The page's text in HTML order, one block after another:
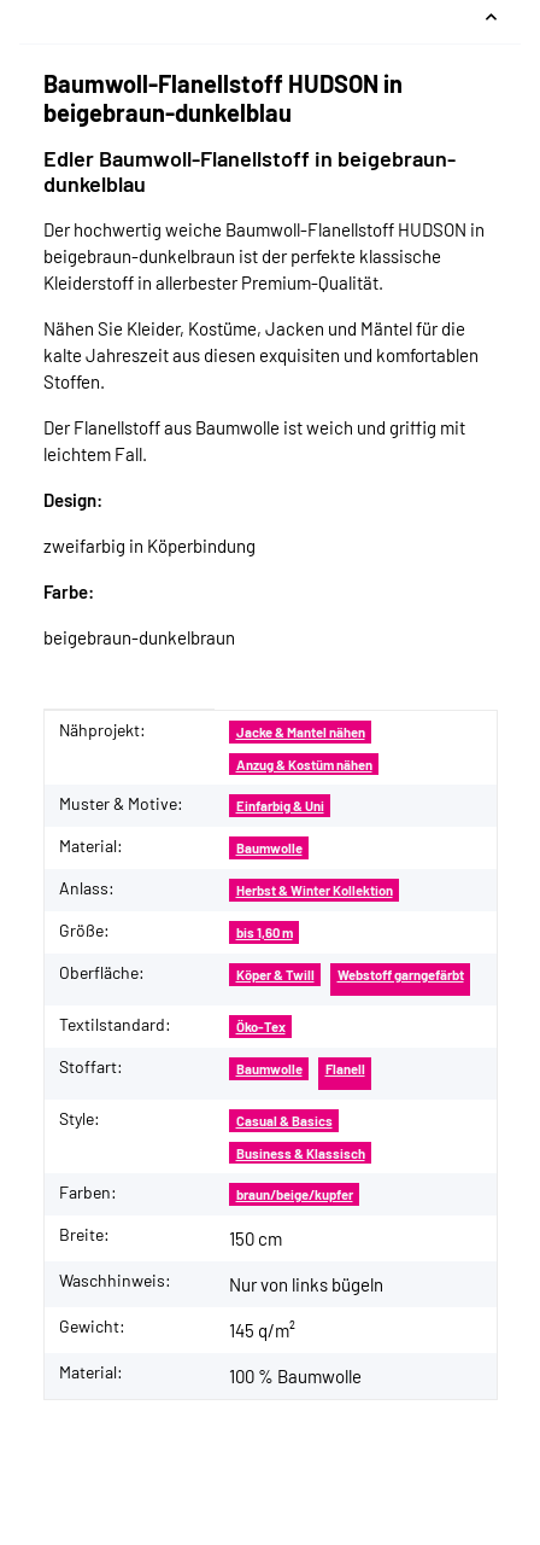
Baumwoll-Flanellstoff HUDSON in
beigebraun-dunkelblau
Edler Baumwoll-Flanellstoff in beigebraun-
dunkelblau
Der hochwertig weiche Baumwoll-Flanellstoff HUDSON in
beigebraun-dunkelbraun ist der perfekte klassische
Kleiderstoff in allerbester Premium-Qualität.
Nähen Sie Kleider, Kostüme, Jacken und Mäntel für die
kalte Jahreszeit aus diesen exquisiten und komfortablen
Stoffen.
Der Flanellstoff aus Baumwolle ist weich und griffig mit
leichtem Fall.
Design:
zweifarbig in Köperbindung
Farbe:
beigebraun-dunkelbraun
Produkteigenschaft
Wert
Nähprojekt: Jacke & Mantel nähen
Anzug & Kostüm nähen
Muster & Motive: Einfarbig & Uni
Material: Baumwolle
Anlass: Herbst & Winter Kollektion
Größe: bis 1,60 m
Oberfläche: Köper & Twill Webstoff garngefärbt
Textilstandard: Öko-Tex
Stoffart: Baumwolle Flanell
Style: Casual & Basics
Business & Klassisch
Farben: braun/beige/kupfer
Breite: 150 cm
Waschhinweis: Nur von links bügeln
Gewicht: 145 q/m²
Material: 100 % Baumwolle